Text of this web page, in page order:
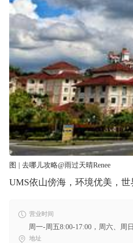
图 | 去哪儿攻略@雨过天晴Renee
UMS依山傍海，环境优美，
营业时间
周一-周五8:00-17:00，周六、周
地址